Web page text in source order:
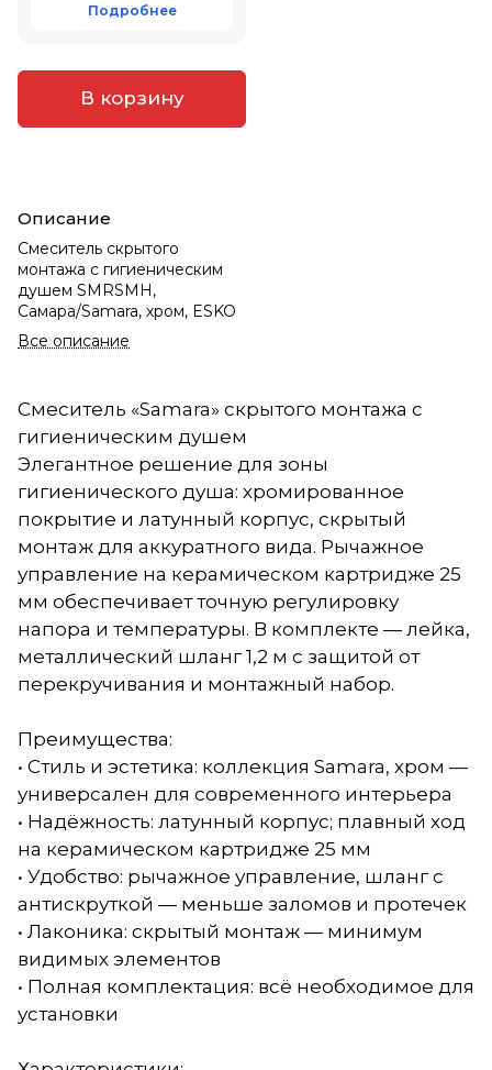
Подробнее
В корзину
Описание
Смеситель скрытого
монтажа с гигиеническим
душем SMRSMH,
Самара/Samara, хром, ESKO
Все описание
Смеситель «Samara» скрытого монтажа с
гигиеническим душем
Элегантное решение для зоны
гигиенического душа: хромированное
покрытие и латунный корпус, скрытый
монтаж для аккуратного вида. Рычажное
управление на керамическом картридже 25
мм обеспечивает точную регулировку
напора и температуры. В комплекте — лейка,
металлический шланг 1,2 м с защитой от
перекручивания и монтажный набор.
Преимущества:
• Стиль и эстетика: коллекция Samara, хром —
универсален для современного интерьера
• Надёжность: латунный корпус; плавный ход
на керамическом картридже 25 мм
• Удобство: рычажное управление, шланг с
антискруткой — меньше заломов и протечек
• Лаконика: скрытый монтаж — минимум
видимых элементов
• Полная комплектация: всё необходимое для
установки